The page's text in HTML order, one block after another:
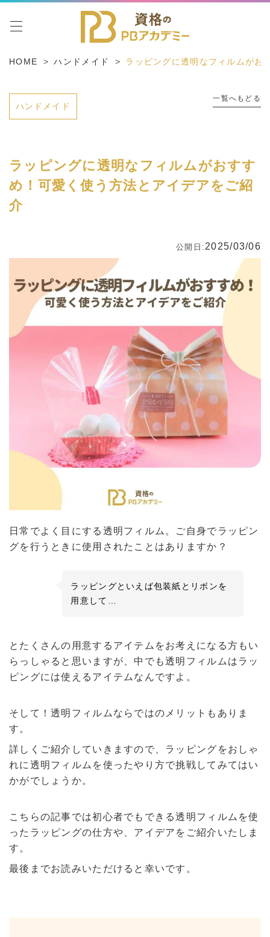
toggle navigation
HOME ハンドメイド ラッピングに透明なフィルムがお
ハンドメイド
一覧へもどる
ラッピングに透明なフィルムがおすす
め！可愛く使う方法とアイデアをご紹
介
公開日:2025/03/06
日常でよく目にする透明フィルム。ご自身でラッピン
グを行うときに使用されたことはありますか？
ラッピングといえば包装紙とリボンを
用意して…
とたくさんの用意するアイテムをお考えになる方もい
らっしゃると思いますが、中でも透明フィルムはラッ
ピングには使えるアイテムなんですよ。
そして！透明フィルムならではのメリットもありま
す。
詳しくご紹介していきますので、ラッピングをおしゃ
れに透明フィルムを使ったやり方で挑戦してみてはい
かがでしょうか。
こちらの記事では初心者でもできる透明フィルムを使
ったラッピングの仕方や、アイデアをご紹介いたしま
す。
最後までお読みいただけると幸いです。